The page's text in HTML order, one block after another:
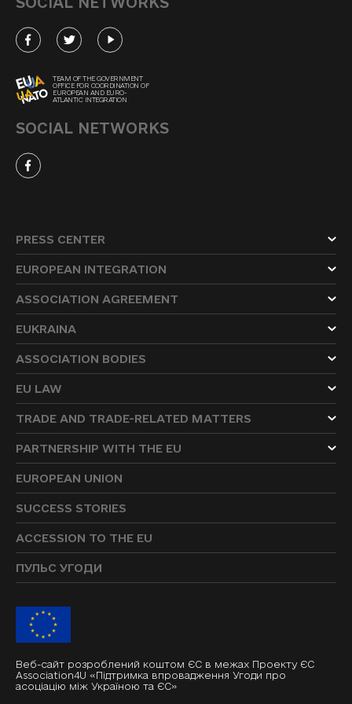
TEAM OF THE GOVERNMENT
OFFICE FOR COORDINATION OF
EUROPEAN AND EURO-
ATLANTIC INTEGRATION
SOCIAL NETWORKS
PRESS CENTER
EUROPEAN INTEGRATION
ASSOCIATION AGREEMENT
EUKRAINA
ASSOCIATION BODIES
EU LAW
TRADE AND TRADE-RELATED MATTERS
PARTNERSHIP WITH THE EU
EUROPEAN UNION
SUCCESS STORIES
ACCESSION TO THE EU
ПУЛЬС УГОДИ
Веб-сайт розроблений коштом ЄС в межах Проекту ЄС
Association4U «Підтримка впровадження Угоди про
асоціацію між Україною та ЄС»